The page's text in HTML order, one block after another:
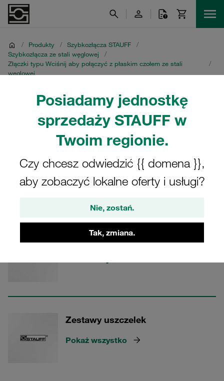
Posiadamy jednostkę
sprzedaży STAUFF w
Twoim regionie.
Czy chcesz odwiedzić {{ domena }},
aby zobaczyć lokalne oferty i usługi?
Nie, zostań.
Tak, zmiana.
/ Produkty / Szybkozłącza STAUFF
/
Szybkozłącza ze stali węglowej
/
Złączki typu Wciśnij aby połączyć z płaskim czołem ze stali
węglowej
/
Akcesoria
Seria HD
Ochrona przed pyłem
Zestawy uszczelek
Pokaż wszystko